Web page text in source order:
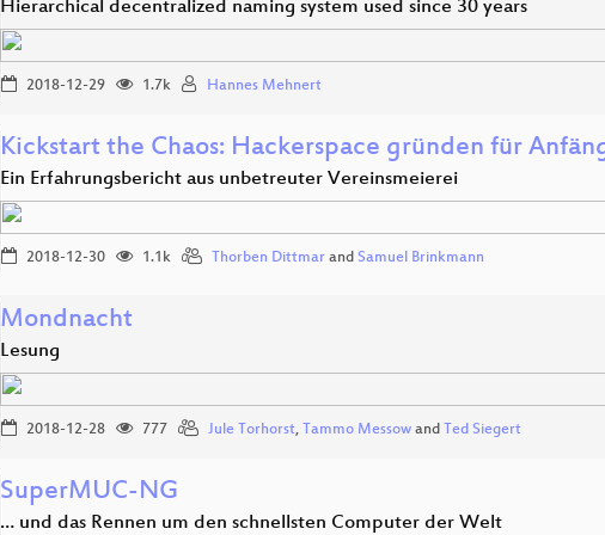
Hierarchical decentralized naming system used since 30 years
2018-12-29 1.7k Hannes Mehnert
Kickstart the Chaos: Hackerspace gründen für
Ein Erfahrungsbericht aus unbetreuter Vereinsmeierei
2018-12-30 1.1k Thorben Dittmar and Samuel Brinkmann
Mondnacht
Lesung
2018-12-28 777 Jule Torhorst, Tammo Messow and Ted Siegert
SuperMUC-NG
… und das Rennen um den schnellsten Computer der Welt